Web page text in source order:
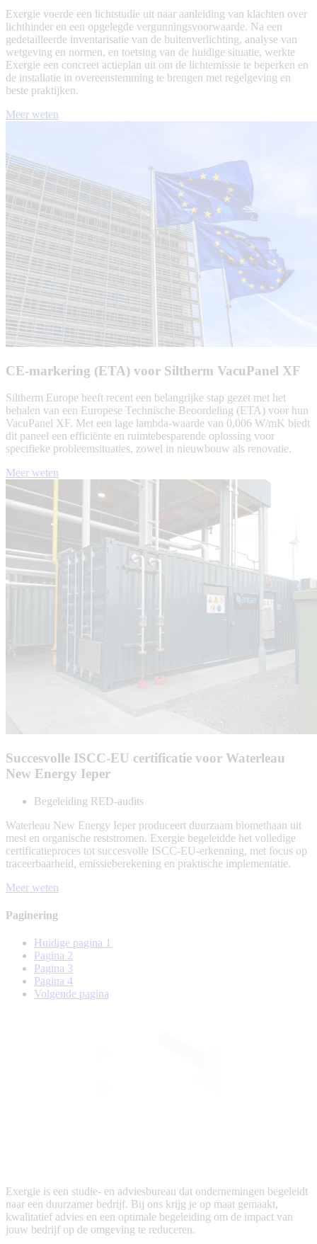
Exergie voerde een lichtstudie uit naar aanleiding van klachten over
lichthinder en een opgelegde vergunningsvoorwaarde. Na een
gedetailleerde inventarisatie van de buitenverlichting, analyse van
wetgeving en normen, en toetsing van de huidige situatie, werkte
Exergie een concreet actieplan uit om de lichtemissie te beperken en
de installatie in overeenstemming te brengen met regelgeving en
beste praktijken.
Meer weten
CE-markering (ETA) voor Siltherm VacuPanel XF
Siltherm Europe heeft recent een belangrijke stap gezet met het
behalen van een Europese Technische Beoordeling (ETA) voor hun
VacuPanel XF. Met een lage lambda-waarde van 0,006 W/mK biedt
dit paneel een efficiënte en ruimtebesparende oplossing voor
specifieke probleemsituaties, zowel in nieuwbouw als renovatie.
Meer weten
Succesvolle ISCC-EU certificatie voor Waterleau
New Energy Ieper
Begeleiding RED-audits
Waterleau New Energy Ieper produceert duurzaam biomethaan uit
mest en organische reststromen. Exergie begeleidde het volledige
certificatieproces tot succesvolle ISCC-EU-erkenning, met focus op
traceerbaarheid, emissieberekening en praktische implementatie.
Meer weten
Paginering
Huidige pagina 1
Pagina 2
Pagina 3
Pagina 4
Volgende pagina
Exergie is een studie- en adviesbureau dat ondernemingen begeleidt
naar een duurzamer bedrijf. Bij ons krijg je op maat gemaakt,
kwalitatief advies en een optimale begeleiding om de impact van
jouw bedrijf op de omgeving te reduceren.